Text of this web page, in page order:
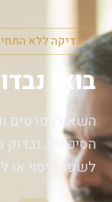
בדיקה ללא
בואו
השאירו פרטים
הסיכונים,
לשפר כיסוי או